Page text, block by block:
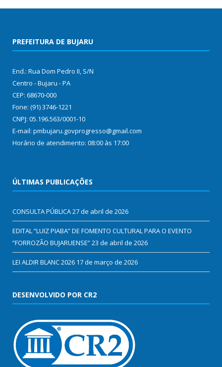
PREFEITURA DE BUJARU
End.: Rua Dom Pedro II, S/N
Centro - Bujaru - PA
CEP: 68670-000
Fone: (91) 3746-1221
CNPJ: 05.196.563/0001-10
E-mail: pmbujaru.govprogresso@gmail.com
Horário de atendimento: 08:00 às 17:00
ÚLTIMAS PUBLICAÇÕES
CONSULTA PÚBLICA27 de abril de 2026
EDITAL “LUIZ PIABA” DE FOMENTO CULTURAL PARA O EVENTO
“FORROZÃO BUJARUENSE”23 de abril de 2026
LEI ALDIR BLANC 2026 17 de março de 2026
DESENVOLVIDO POR CR2